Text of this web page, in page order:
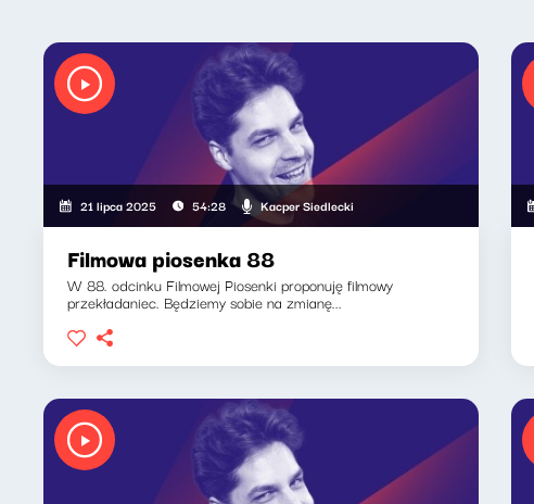
21 lipca 2025 54:28 Kacper Siedlecki
Filmowa piosenka 88
W 88. odcinku Filmowej Piosenki proponuję filmowy
przekładaniec. Będziemy sobie na zmianę...